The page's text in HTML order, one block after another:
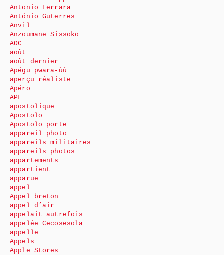
Antonio Ferrara
António Guterres
Anvil
Anzoumane Sissoko
AOC
août
août dernier
Apégu pwärä-ùù
aperçu réaliste
Apéro
APL
apostolique
Apostolo
Apostolo porte
appareil photo
appareils militaires
appareils photos
appartements
appartient
apparue
appel
Appel breton
appel d’air
appelait autrefois
appelée Cecosesola
appelle
Appels
Apple Stores